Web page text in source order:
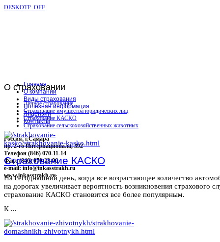
DESKOTP_OFF
О страховании
Личное страхование
Страхование имущества юридических лиц
Страхование КАСКО
Страхование сельскохозяйственных животных
Россия, г.Самара
пр. 2-го Интернационала, 392
Телефон (846) 070-11-14
Факс (846) 070-23-96
e-mail: info@inkasstrakh.ru
www.inkasstrakh.ru
Главная
О компании
Виды страхования
Полезная информация
Лицензии
Контакты
Страхование КАСКО
На сегодняшний день, когда все возрастающее количество
на дорогах увеличивает вероятность возникновения страхового
страхование КАСКО становится все более популярным.
К ...